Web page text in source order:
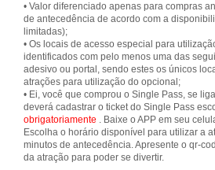
• Valor diferenciado apenas para compras
de antecedência de acordo com a
limitadas);
• Os locais de acesso especial para
identificados com pelo menos uma das
adesivo ou portal, sendo estes os únicos
atrações para utilização do opcional;
• Ei, você que comprou o Single Pass, se
deverá cadastrar o ticket do Single Pass
obrigatoriamente . Baixe o APP em seu
Escolha o horário disponível para utilizar a
minutos de antecedência. Apresente o qr-
da atração para poder se divertir.